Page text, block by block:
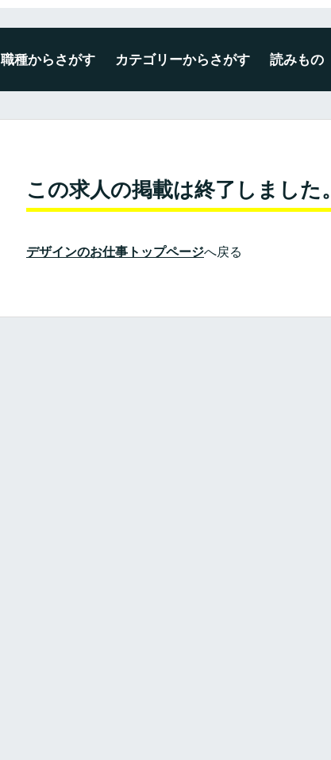
職種からさがす カテゴリーからさがす 読みもの
この求人の掲載は終了しました。
デザインのお仕事トップページへ戻る